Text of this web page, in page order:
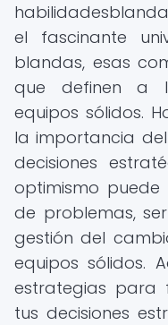
el fascinante
blandas, esas
que definen a
equipos sólidos.
la importancia
decisiones
optimismo
de problemas,
gestión del
equipos sólidos.
estrategias para
tus decisiones